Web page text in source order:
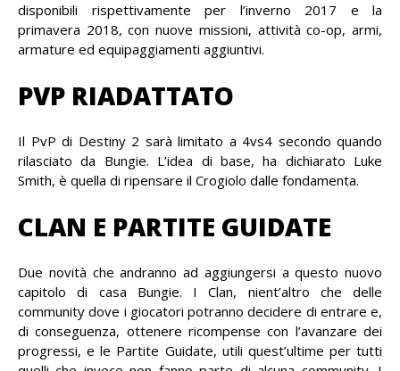
disponibili rispettivamente per l’inverno 2017 e la
primavera 2018, con nuove missioni, attività co-op, armi,
armature ed equipaggiamenti aggiuntivi.
PVP RIADATTATO
Il PvP di Destiny 2 sarà limitato a 4vs4 secondo quando
rilasciato da Bungie. L’idea di base, ha dichiarato Luke
Smith, è quella di ripensare il Crogiolo dalle fondamenta.
CLAN E PARTITE GUIDATE
Due novità che andranno ad aggiungersi a questo nuovo
capitolo di casa Bungie. I Clan, nient’altro che delle
community dove i giocatori potranno decidere di entrare e,
di conseguenza, ottenere ricompense con l’avanzare dei
progressi, e le Partite Guidate, utili quest’ultime per tutti